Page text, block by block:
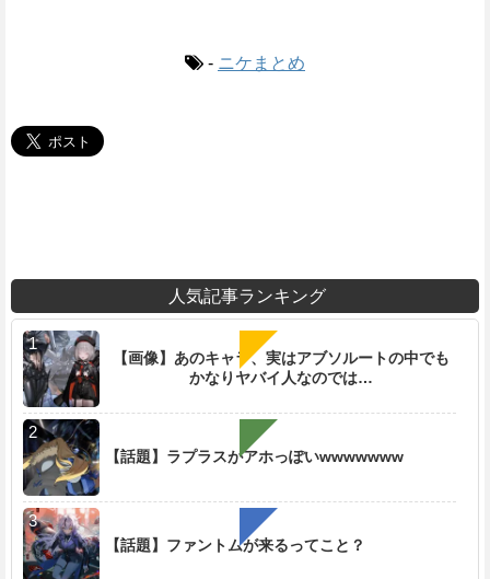
- ニケまとめ
人気記事ランキング
【画像】あのキャラ、実はアブソルートの中でも
かなりヤバイ人なのでは…
【話題】ラプラスがアホっぽいwwwwwww
【話題】ファントムが来るってこと？